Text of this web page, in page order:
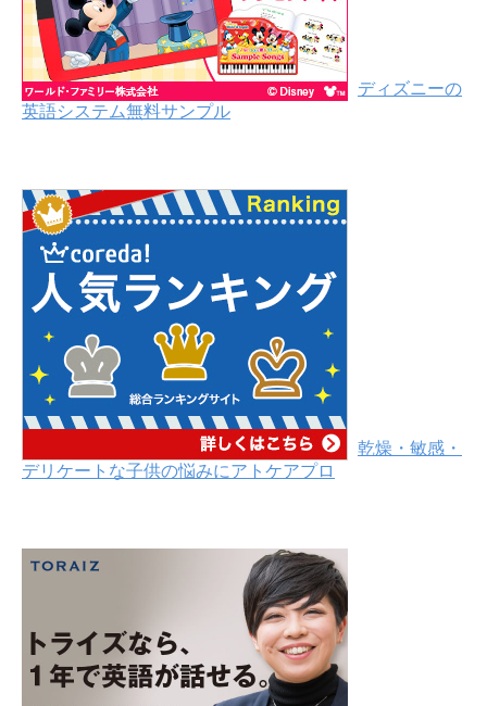
ディズニーの
英語システム無料サンプル
乾燥・敏感・
デリケートな子供の悩みにアトケアプロ